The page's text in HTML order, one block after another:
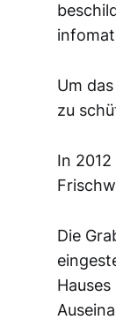
Um
zu
In
Die